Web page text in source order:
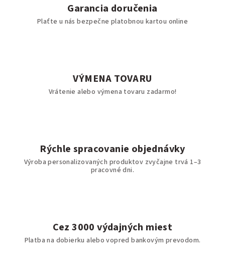
Garancia doručenia
Plaťte u nás bezpečne platobnou kartou online
VÝMENA TOVARU
Vrátenie alebo výmena tovaru zadarmo!
Rýchle spracovanie objednávky
Výroba personalizovaných produktov zvyčajne trvá 1–3
pracovné dni.
Cez 3000 výdajných miest
Platba na dobierku alebo vopred bankovým prevodom.